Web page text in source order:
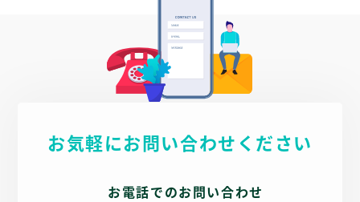
お気軽にお問い合わせください
お電話でのお問い合わせ